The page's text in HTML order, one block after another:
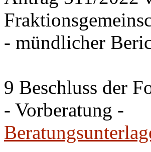
- mündlicher
9 Beschluss der
- Vorberatung -